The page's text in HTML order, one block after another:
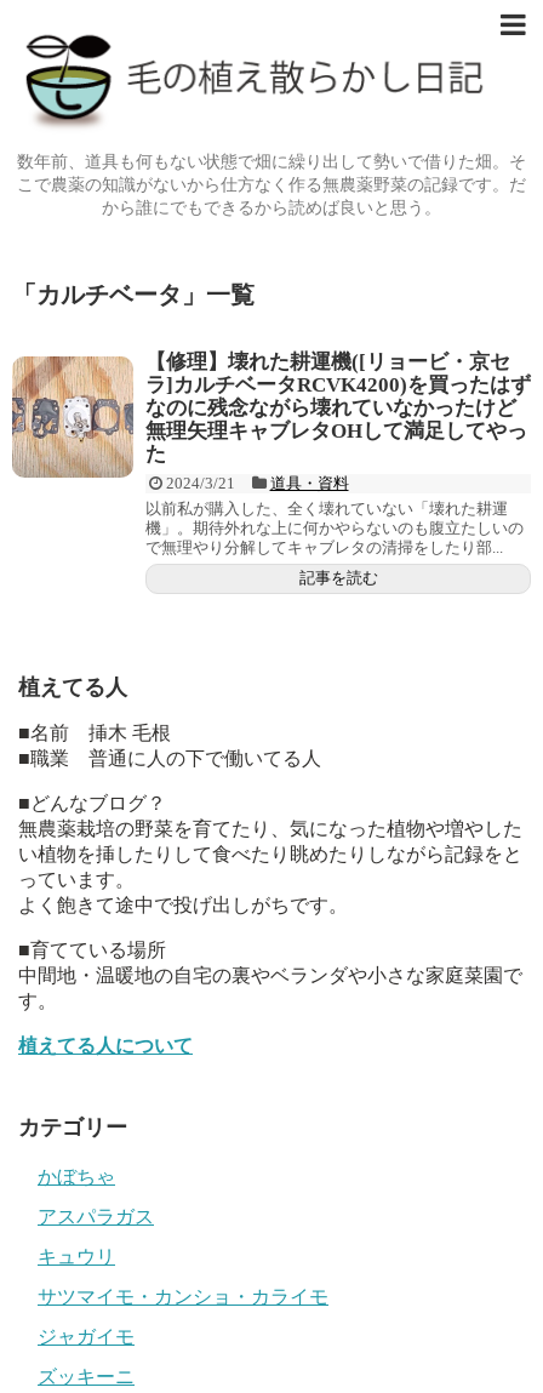
数年前、道具も何もない状態で畑に繰り出して勢いで借りた畑。そ
こで農薬の知識がないから仕方なく作る無農薬野菜の記録です。だ
から誰にでもできるから読めば良いと思う。
「 カルチベータ 」 一覧
【修理】壊れた耕運機([リョービ・京セ
ラ]カルチベータRCVK4200)を買ったはず
なのに残念ながら壊れていなかったけど
無理矢理キャブレタOHして満足してやっ
た
2024/3/21
道具・資料
以前私が購入した、全く壊れていない「壊れた耕運
機」。期待外れな上に何かやらないのも腹立たしいの
で無理やり分解してキャブレタの清掃をしたり部...
記事を読む
植えてる人
■名前 挿木 毛根
■職業 普通に人の下で働いてる人
■どんなブログ？
無農薬栽培の野菜を育てたり、気になった植物や増やした
い植物を挿したりして食べたり眺めたりしながら記録をと
っています。
よく飽きて途中で投げ出しがちです。
■育てている場所
中間地・温暖地の自宅の裏やベランダや小さな家庭菜園で
す。
植えてる人について
カテゴリー
かぼちゃ
アスパラガス
キュウリ
サツマイモ・カンショ・カライモ
ジャガイモ
ズッキーニ